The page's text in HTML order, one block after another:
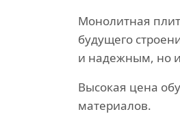
Монолитная
будущего
и надежным, но
Высокая цена
материалов.